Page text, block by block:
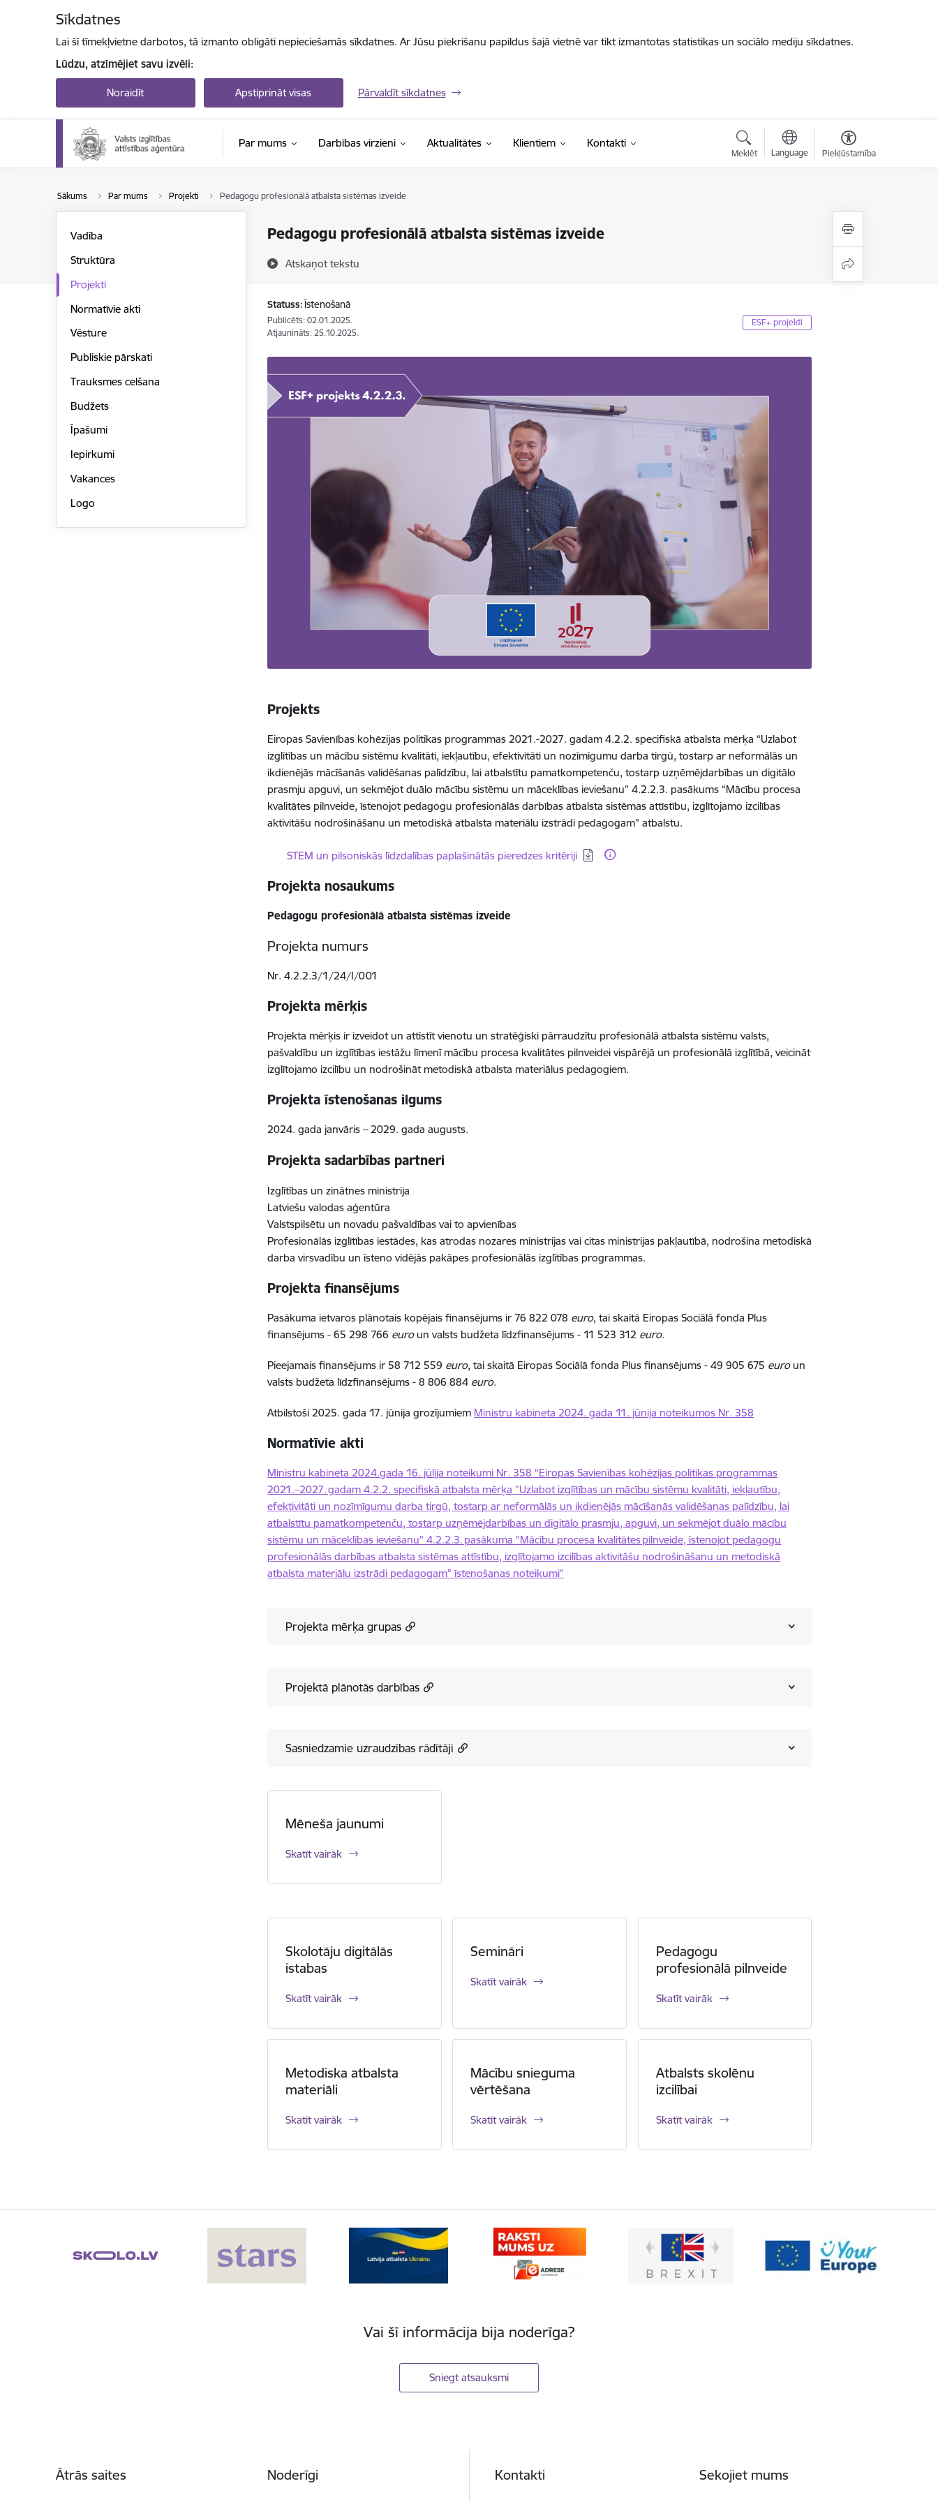
Sīkdatnes
Lai šī tīmekļvietne darbotos, tā izmanto obligāti nepieciešamās sīkdatnes. Ar Jūsu piekrišanu papildus šajā vietnē var tikt izmantotas statistikas un sociālo mediju sīkdatnes.
Lūdzu, atzīmējiet savu izvēli:
Noraidīt Apstiprināt visas Pārvaldīt sīkdatnes
Par mums Darbības virzieni Aktualitātes Klientiem Kontakti
Meklēt Language Piekļūstamība
Sākums Par mums Projekti Pedagogu profesionālā atbalsta sistēmas izveide
Pedagogu profesionālā atbalsta sistēmas izveide
Atskaņot tekstu
Vadība
Struktūra
Projekti
Normatīvie akti
Vēsture
Publiskie pārskati
Trauksmes celšana
Budžets
Īpašumi
Iepirkumi
Vakances
Logo
Statuss:Īstenošanā
Publicēts: 02.01.2025.
Atjaunināts: 25.10.2025.
ESF+ projekti
Projekts
Eiropas Savienības kohēzijas politikas programmas 2021.-2027. gadam 4.2.2. specifiskā atbalsta mērķa “Uzlabot
izglītības un mācību sistēmu kvalitāti, iekļautību, efektivitāti un nozīmīgumu darba tirgū, tostarp ar neformālās un
ikdienējās mācīšanās validēšanas palīdzību, lai atbalstītu pamatkompetenču, tostarp uzņēmējdarbības un digitālo
prasmju apguvi, un sekmējot duālo mācību sistēmu un māceklības ieviešanu” 4.2.2.3. pasākums “Mācību procesa
kvalitātes pilnveide, īstenojot pedagogu profesionālās darbības atbalsta sistēmas attīstību, izglītojamo izcilības
aktivitāšu nodrošināšanu un metodiskā atbalsta materiālu izstrādi pedagogam” atbalstu.
Lejupielādēt:
STEM un pilsoniskās līdzdalības paplašinātās pieredzes kritēriji
Projekta nosaukums
Pedagogu profesionālā atbalsta sistēmas izveide
Projekta numurs
Nr. 4.2.2.3/1/24/I/001
Projekta mērķis
Projekta mērķis ir izveidot un attīstīt vienotu un stratēģiski pārraudzītu profesionālā atbalsta sistēmu valsts,
pašvaldību un izglītības iestāžu līmenī mācību procesa kvalitātes pilnveidei vispārējā un profesionālā izglītībā, veicināt
izglītojamo izcilību un nodrošināt metodiskā atbalsta materiālus pedagogiem.
Projekta īstenošanas ilgums
2024. gada janvāris – 2029. gada augusts.
Projekta sadarbības partneri
Izglītības un zinātnes ministrija
Latviešu valodas aģentūra
Valstspilsētu un novadu pašvaldības vai to apvienības
Profesionālās izglītības iestādes, kas atrodas nozares ministrijas vai citas ministrijas pakļautībā, nodrošina metodiskā
darba virsvadību un īsteno vidējās pakāpes profesionālās izglītības programmas.
Projekta finansējums
Pasākuma ietvaros plānotais kopējais finansējums ir 76 822 078 euro, tai skaitā Eiropas Sociālā fonda Plus
finansējums - 65 298 766 euroun valsts budžeta līdzfinansējums - 11 523 312 euro.
Pieejamais finansējums ir 58 712 559 euro, tai skaitā Eiropas Sociālā fonda Plus finansējums - 49 905 675 euroun
valsts budžeta līdzfinansējums - 8 806 884 euro.
Atbilstoši 2025. gada 17. jūnija grozījumiem Ministru kabineta 2024. gada 11. jūnija noteikumos Nr. 358
Normatīvie akti
Ministru kabineta 2024.gada 16. jūlija noteikumi Nr. 358 “Eiropas Savienības kohēzijas politikas programmas
2021.–2027. gadam 4.2.2. specifiskā atbalsta mērķa "Uzlabot izglītības un mācību sistēmu kvalitāti, iekļautību,
efektivitāti un nozīmīgumu darba tirgū, tostarp ar neformālās un ikdienējās mācīšanās validēšanas palīdzību, lai
atbalstītu pamatkompetenču, tostarp uzņēmējdarbības un digitālo prasmju, apguvi, un sekmējot duālo mācību
sistēmu un māceklības ieviešanu" 4.2.2.3. pasākuma "Mācību procesa kvalitātes pilnveide, īstenojot pedagogu
profesionālās darbības atbalsta sistēmas attīstību, izglītojamo izcilības aktivitāšu nodrošināšanu un metodiskā
atbalsta materiālu izstrādi pedagogam" īstenošanas noteikumi”
Projekta mērķa grupas
Projektā plānotās darbības
Sasniedzamie uzraudzības rādītāji
Mēneša jaunumi
Skatīt vairāk
Skolotāju digitālās
istabas
Skatīt vairāk
Semināri
Skatīt vairāk
Pedagogu
profesionālā pilnveide
Skatīt vairāk
Metodiska atbalsta
materiāli
Skatīt vairāk
Mācību snieguma
vērtēšana
Skatīt vairāk
Atbalsts skolēnu
izcilībai
Skatīt vairāk
Vai šī informācija bija noderīga?
Sniegt atsauksmi
Ātrās saites Noderīgi Kontakti Sekojiet mums